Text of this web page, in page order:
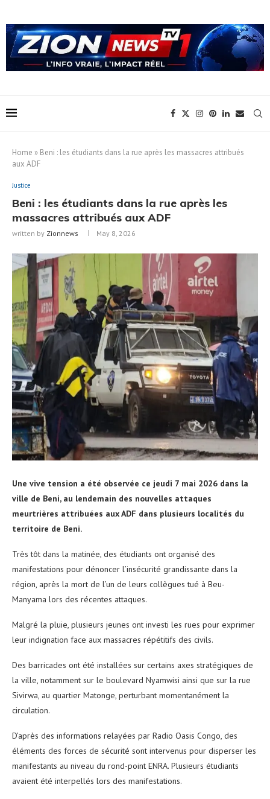
Home » Beni : les étudiants dans la rue après les massacres attribués
aux ADF
Justice
Beni : les étudiants dans la rue après les
massacres attribués aux ADF
written by Zionnews May 8, 2026
Une vive tension a été observée ce jeudi 7 mai 2026 dans la
ville de Beni, au lendemain des nouvelles attaques
meurtrières attribuées aux ADF dans plusieurs localités du
territoire de Beni.
Très tôt dans la matinée, des étudiants ont organisé des
manifestations pour dénoncer l’insécurité grandissante dans la
région, après la mort de l’un de leurs collègues tué à Beu-
Manyama lors des récentes attaques.
Malgré la pluie, plusieurs jeunes ont investi les rues pour exprimer
leur indignation face aux massacres répétitifs des civils.
Des barricades ont été installées sur certains axes stratégiques de
la ville, notamment sur le boulevard Nyamwisi ainsi que sur la rue
Sivirwa, au quartier Matonge, perturbant momentanément la
circulation.
D’après des informations relayées par Radio Oasis Congo, des
éléments des forces de sécurité sont intervenus pour disperser les
manifestants au niveau du rond-point ENRA. Plusieurs étudiants
avaient été interpellés lors des manifestations.